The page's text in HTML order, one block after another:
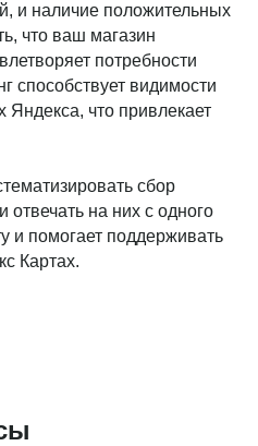
и наличие положительных
что ваш магазин
потребности
способствует видимости
Яндекса, что привлекает
сбор
отвечать на них с одного
и помогает поддерживать
Картах.